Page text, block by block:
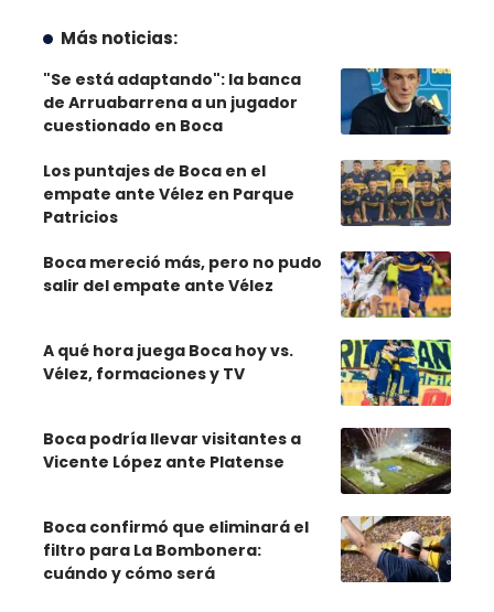
Más noticias:
"Se está adaptando": la banca
de Arruabarrena a un jugador
cuestionado en Boca
Los puntajes de Boca en el
empate ante Vélez en Parque
Patricios
Boca mereció más, pero no pudo
salir del empate ante Vélez
A qué hora juega Boca hoy vs.
Vélez, formaciones y TV
Boca podría llevar visitantes a
Vicente López ante Platense
Boca confirmó que eliminará el
filtro para La Bombonera:
cuándo y cómo será